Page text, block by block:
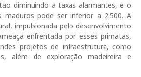
diminuindo a taxas alarmantes, e o
maduros pode ser inferior a 2.500. A
impulsionada pelo desenvolvimento
enfrentada por esses primatas,
projetos de infraestrutura, como
além de exploração madeireira e